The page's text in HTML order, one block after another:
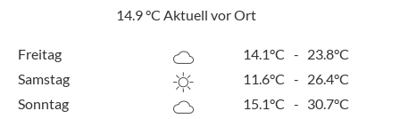
14.9°C Aktuell vor Ort
Freitag 14.1°C - 23.8°C
Samstag
11.6°C - 26.4°C
Sonntag
15.1°C - 30.7°C